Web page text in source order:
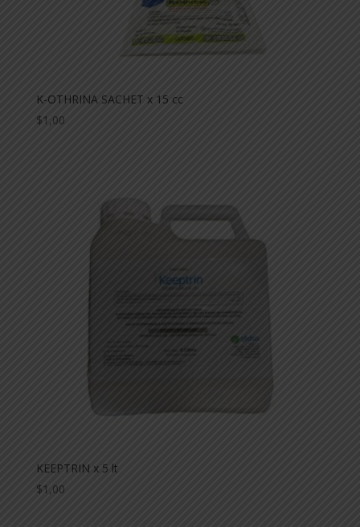
K-OTHRINA SACHET x 15 cc
$1,00
KEEPTRIN x 5 lt
$1,00